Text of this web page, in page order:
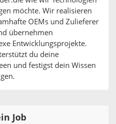
möchte. Wir realisieren
OEMs und Zulieferer
übernehmen
Entwicklungsprojekte.
du deine
und festigst dein Wissen
Job